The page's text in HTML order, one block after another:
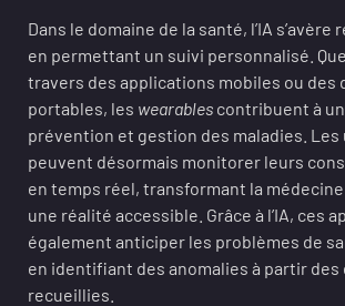
Dans le domaine de la santé, l’IA
en permettant un suivi personnalisé.
travers des applications mobiles ou des
portables, les wearables contribuent à
prévention et gestion des maladies.
peuvent désormais monitorer leurs
en temps réel, transformant la
une réalité accessible. Grâce à l’IA, ces
également anticiper les problèmes de
en identifiant des anomalies à partir des
recueillies.